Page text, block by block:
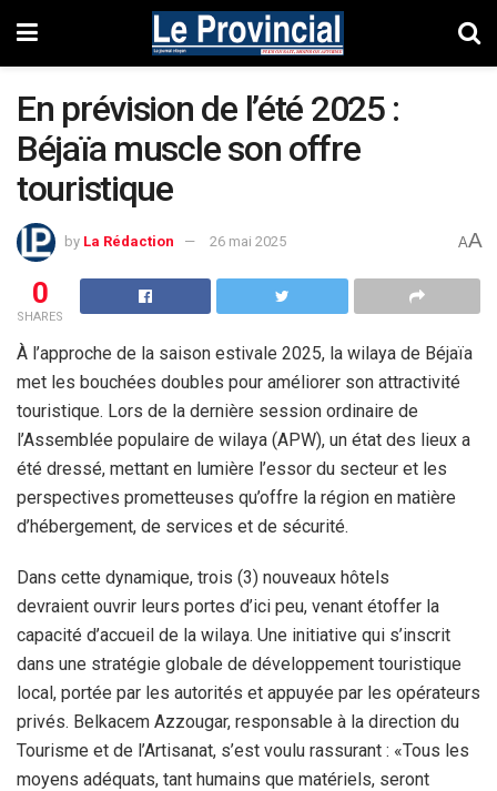
En prévision de l’été 2025 :
Béjaïa muscle son offre
touristique
by La Rédaction 26 mai 2025 AA
0
SHARES
À l’approche de la saison estivale 2025, la wilaya de Béjaïa
met les bouchées doubles pour améliorer son attractivité
touristique. Lors de la dernière session ordinaire de
l’Assemblée populaire de wilaya (APW), un état des lieux a
été dressé, mettant en lumière l’essor du secteur et les
perspectives prometteuses qu’offre la région en matière
d’hébergement, de services et de sécurité.
Dans cette dynamique, trois (3) nouveaux hôtels
devraient ouvrir leurs portes d’ici peu, venant étoffer la
capacité d’accueil de la wilaya. Une initiative qui s’inscrit
dans une stratégie globale de développement touristique
local, portée par les autorités et appuyée par les opérateurs
privés. Belkacem Azzougar, responsable à la direction du
Tourisme et de l’Artisanat, s’est voulu rassurant : «Tous les
moyens adéquats, tant humains que matériels, seront